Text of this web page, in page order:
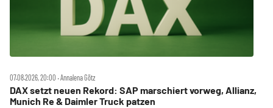
07.08.2026, 20:00 ‧ Annalena Götz
DAX setzt neuen Rekord: SAP marschiert vorweg, Allianz,
Munich Re & Daimler Truck patzen